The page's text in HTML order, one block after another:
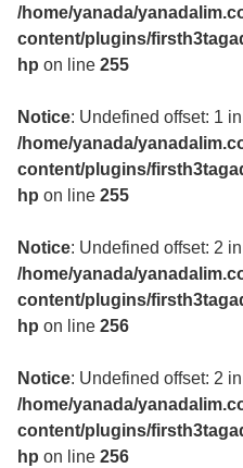
/home/yanada/
content/plugins/
hp on line255
Notice: Undefined offset: 1 in
/home/yanada/
content/plugins/
hp on line255
Notice: Undefined offset: 2 in
/home/yanada/
content/plugins/
hp on line256
Notice: Undefined offset: 2 in
/home/yanada/
content/plugins/
hp on line256